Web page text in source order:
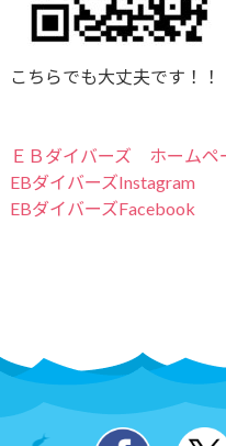
こちらでも大丈夫です！！
ＥＢダイバーズ ホームペ
EBダイバーズInstagram
EBダイバーズFacebook